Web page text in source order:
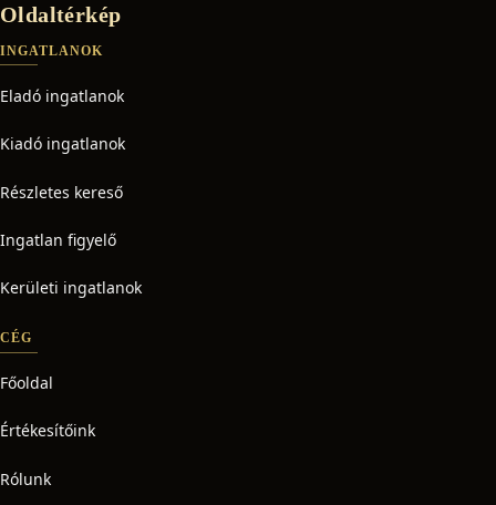
Oldaltérkép
INGATLANOK
Eladó ingatlanok
Kiadó ingatlanok
Részletes kereső
Ingatlan figyelő
Kerületi ingatlanok
CÉG
Főoldal
Értékesítőink
Rólunk